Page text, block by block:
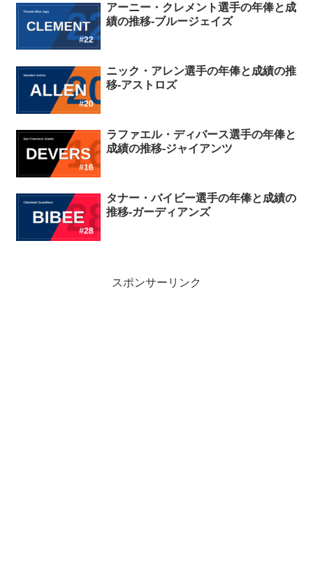
アーニー・クレメント選手の年俸と成
績の推移-ブルージェイズ
ニック・アレン選手の年俸と成績の推
移-アストロズ
ラファエル・ディバース選手の年俸と
成績の推移-ジャイアンツ
タナー・バイビー選手の年俸と成績の
推移-ガーディアンズ
スポンサーリンク